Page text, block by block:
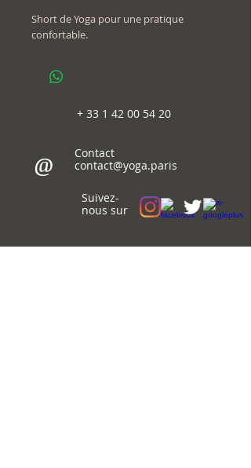
Short de Yoga pour une pratique
confortable.
@
+ 33 1 42 00 54 20
Contact
contact@yoga.paris
Suivez-
nous sur